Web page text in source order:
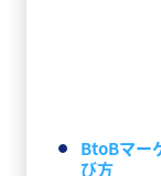
BtoBマー
び方